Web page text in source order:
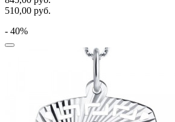
череп и кости
черепаха
510,00 руб.
- 40%